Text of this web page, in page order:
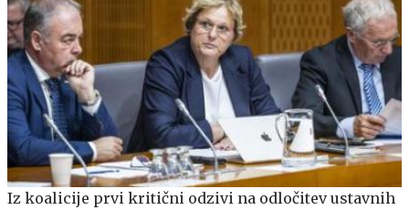
Iz koalicije prvi kritični odzivi na odločitev ustavnih